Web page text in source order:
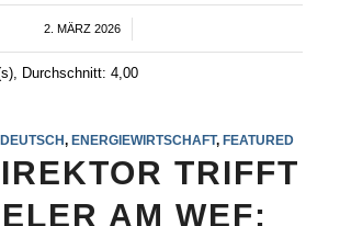
2. MÄRZ 2026
/
Durchschnitt: 4,00
DEUTSCH,ENERGIEWIRTSCHAFT,FEATURED
TRIFFT
AM WEF: